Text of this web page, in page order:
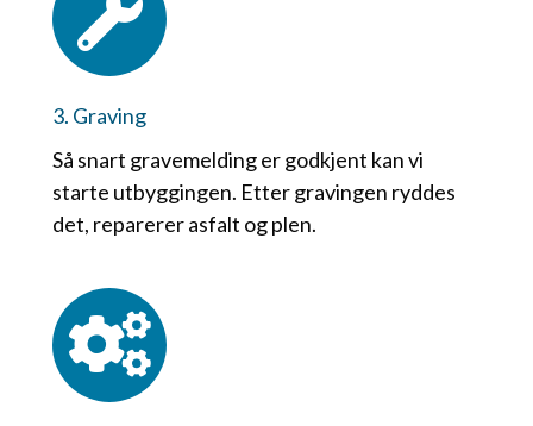
3. Graving
Så snart gravemelding er godkjent kan vi
starte utbyggingen. Etter gravingen ryddes
det, reparerer asfalt og plen.